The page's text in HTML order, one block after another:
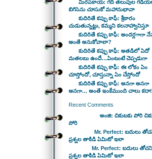
మిరపకాయ: గది తలుపుల
బిగిసెను చూసుకో మహానుభావా
కుదిరితే కప్పు కాఫీ: శ్రీకారం
చుడుతున్నట్టు, కమ్మని కలనాహ్వానిస్తూ
కుదిరితే కప్పు కాఫీ: అందర్లాగా
అంతే అనుకోవాలా?
కుదిరితే కప్పు కాఫీ: అతడిలో ఏదో
మతలబు ఉందే…ఏంటంటే చెప్పడుగా
కుదిరితే కప్పు కాఫీ: ఈ లోకం ఏం
చూస్తోందో, చూస్తున్నా ఏం చేస్తోందో
కుదిరితే కప్పు కాఫీ: అనగా అనగా
అనగా… అంతే ఇంకేముంది చాలు కదా!
Recent Comments
అంజి: చికుబకు పోరి
పోరి
Mr. Perfect: బదులు
ప్రశ్నల తాకిడి ఏమిటో ఇలా
Mr. Perfect: బదులు తోచని
ప్రశ్నల తాకిడి ఏమిటో ఇలా